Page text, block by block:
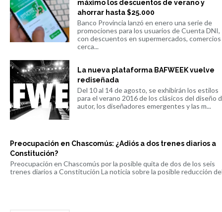
máximo los descuentos de verano y
ahorrar hasta $25.000
Banco Provincia lanzó en enero una serie de
promociones para los usuarios de Cuenta DNI,
con descuentos en supermercados,
cerca...
La nueva plataforma BAFWEEK vuelve
rediseñada
Del 10 al 14 de agosto, se exhibirán los estilos
para el verano 2016 de los clásicos del diseño
autor, los diseñadores emergentes y las m...
Preocupación en Chascomús: ¿Adiós a dos trenes diarios a
Constitución?
Preocupación en Chascomús por la posible quita de dos de los seis
trenes diarios a Constitución La noticia sobre la posible reducción